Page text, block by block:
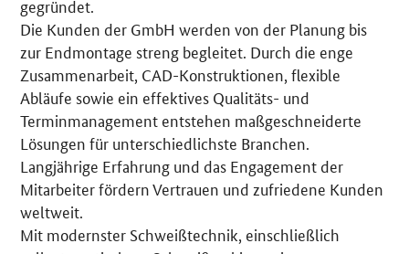
gegründet.
Die Kunden der GmbH werden von der Planung bis
zur Endmontage streng begleitet. Durch die enge
Zusammenarbeit, CAD-Konstruktionen, flexible
Abläufe sowie ein effektives Qualitäts- und
Terminmanagement entstehen maßgeschneiderte
Lösungen für unterschiedlichste Branchen.
Langjährige Erfahrung und das Engagement der
Mitarbeiter fördern Vertrauen und zufriedene Kunden
weltweit.
Mit modernster Schweißtechnik, einschließlich